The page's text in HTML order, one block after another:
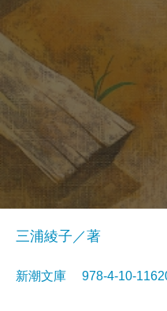
三浦綾子／著
新潮文庫 978-4-10-